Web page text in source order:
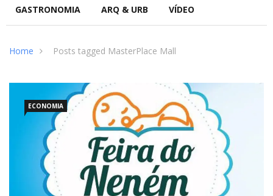
GASTRONOMIA ARQ & URB VÍDEO
Home Posts tagged MasterPlace Mall
ECONOMIA